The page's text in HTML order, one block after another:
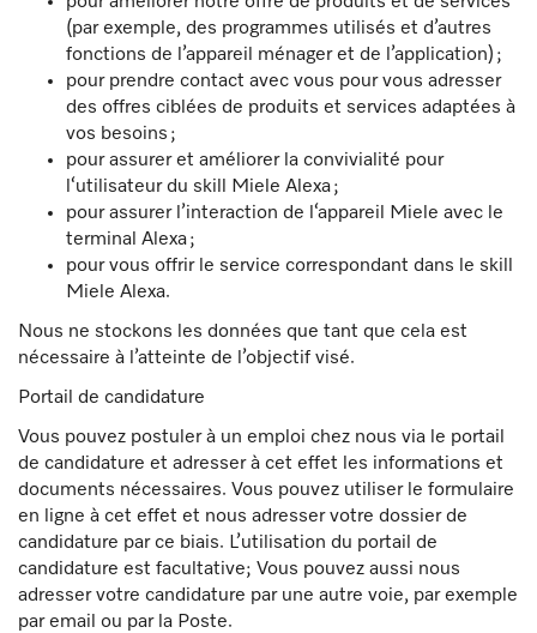
(par exemple, des programmes utilisés et d’autres
fonctions de l’appareil ménager et de l’application) ;
pour prendre contact avec vous pour vous adresser
des offres ciblées de produits et services adaptées à
vos besoins ;
pour assurer et améliorer la convivialité pour
l‘utilisateur du skill Miele Alexa ;
pour assurer l’interaction de l‘appareil Miele avec le
terminal Alexa ;
pour vous offrir le service correspondant dans le skill
Miele Alexa.
Nous ne stockons les données que tant que cela est
nécessaire à l’atteinte de l’objectif visé.
Portail de candidature
Vous pouvez postuler à un emploi chez nous via le portail
de candidature et adresser à cet effet les informations et
documents nécessaires. Vous pouvez utiliser le formulaire
en ligne à cet effet et nous adresser votre dossier de
candidature par ce biais. L’utilisation du portail de
candidature est facultative; Vous pouvez aussi nous
adresser votre candidature par une autre voie, par exemple
par email ou par la Poste.